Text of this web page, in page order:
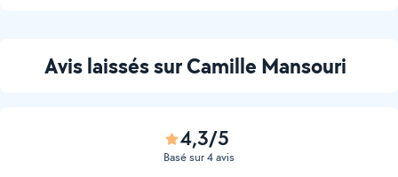
Avis laissés sur Camille Mansouri
4,3/5
Basé sur 4 avis